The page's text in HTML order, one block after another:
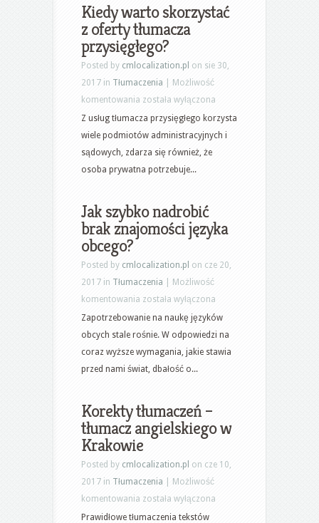
Kiedy warto skorzystać
z oferty tłumacza
przysięgłego?
Posted by cmlocalization.pl on sie 30,
2017 in Tłumaczenia
Możliwość
komentowania Kiedy
warto
skorzystać
z
oferty
została wyłączona
Z usług tłumacza przysięgłego korzysta
wiele podmiotów administracyjnych i
sądowych, zdarza się również, że
osoba prywatna potrzebuje...
Jak szybko nadrobić
brak znajomości języka
obcego?
Posted by cmlocalization.pl on cze 20,
2017 in Tłumaczenia
Możliwość
komentowania Jak
szybko
nadrobić
brak
znajomości
została wyłączona
Zapotrzebowanie na naukę języków
obcych stale rośnie. W odpowiedzi na
coraz wyższe wymagania, jakie stawia
przed nami świat, dbałość o...
Korekty tłumaczeń –
tłumacz angielskiego w
Krakowie
Posted by cmlocalization.pl on cze 10,
2017 in Tłumaczenia
Możliwość
komentowania Korekty
tłumaczeń
została wyłączona
Prawidłowe tłumaczenia tekstów